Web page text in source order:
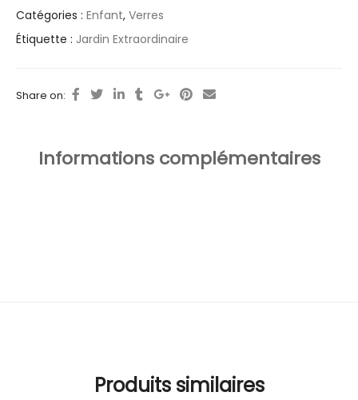
Catégories : Enfant, Verres
Étiquette : Jardin Extraordinaire
Share on:
Informations complémentaires
Produits similaires